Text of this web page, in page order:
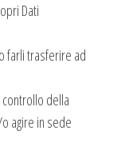
Dati
farli trasferire ad
della
agire in sede